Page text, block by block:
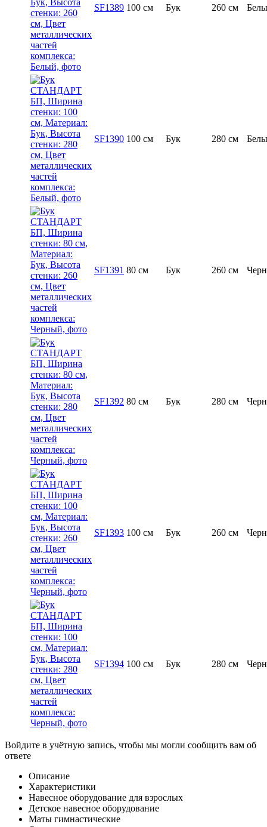
SF1389 100 см Бук 260 см
SF1390 100 см Бук 280 см
SF1391 80 см Бук 260 см
SF1392 80 см Бук 280 см
SF1393 100 см Бук 260 см
SF1394 100 см Бук 280 см
Войдите в учётную запись, чтобы мы могли сообщить вам об
ответе
Описание
Характеристики
Навесное оборудование для взрослых
Детское навесное оборудование
Маты гимнастические